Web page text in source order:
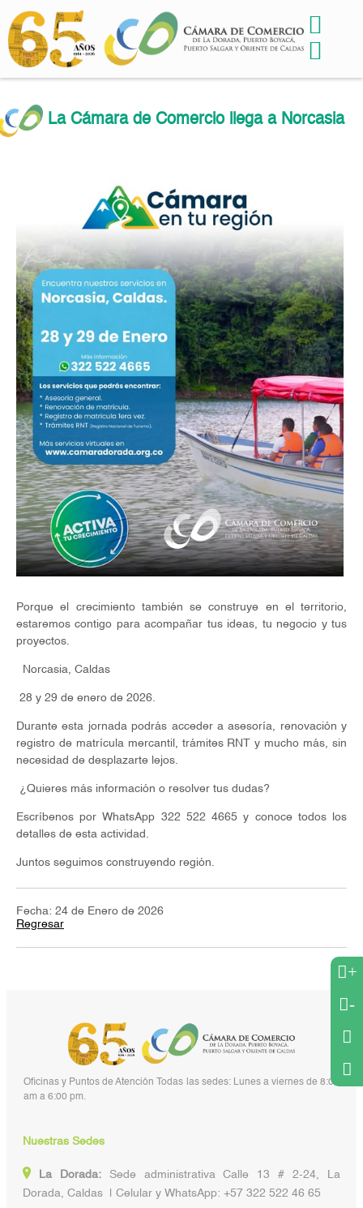
La Cámara de Comercio llega a Norcasia
Porque el crecimiento también se construye en el territorio,
estaremos contigo para acompañar tus ideas, tu negocio y tus
proyectos.
Norcasia, Caldas
28 y 29 de enero de 2026.
Durante esta jornada podrás acceder a asesoría, renovación y
registro de matrícula mercantil, trámites RNT y mucho más, sin
necesidad de desplazarte lejos.
¿Quieres más información o resolver tus dudas?
Escríbenos por WhatsApp 322 522 4665 y conoce todos los
detalles de esta actividad.
Juntos seguimos construyendo región.
Fecha: 24 de Enero de 2026
Regresar
+
-
Oficinas y Puntos de Atención Todas las sedes: Lunes a viernes de 8:00
am a 6:00 pm.
Nuestras Sedes
La Dorada:Sede administrativa Calle 13 # 2-24, La
Dorada, Caldas | Celular y WhatsApp: +57 322 522 46 65